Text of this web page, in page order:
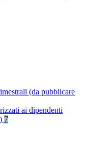
(da pubblicare
ai dipendenti
7